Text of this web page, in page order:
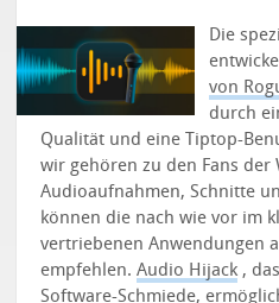
Die
von
durch
Qualität und eine Tiptop-
wir gehören zu den Fans der
Audioaufnahmen, Schnitte
können die nach wie vor im
vertriebenen Anwendungen
empfehlen.Audio Hijack ,
Software-Schmiede,